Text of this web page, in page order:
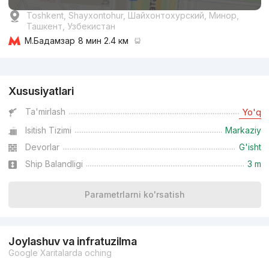
Toshkent, Shayxontohur, Шайхонтохурский, Минор,
Ташкент, Узбекистан
М.Бадамзар 8 мин 2.4 км
Xususiyatlari
Ta'mirlash Yo'q
Isitish Tizimi
Markaziy
Devorlar
G'isht
Ship Balandligi
3 m
Parametrlarni ko'rsatish
Joylashuv va infratuzilma
Google Xaritalarda oching